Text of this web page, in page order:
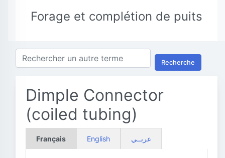
Forage et complétion de puits
Recherche
Dimple Connector
(coiled tubing)
Français English عربــي